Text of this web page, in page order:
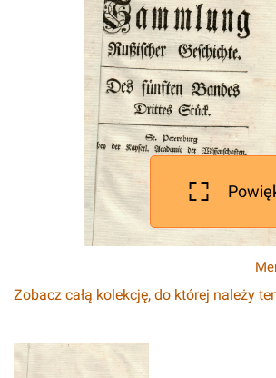
Zobacz całą kolekcję, do której należy